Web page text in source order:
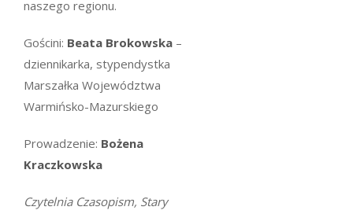
naszego regionu.
Gościni: Beata Brokowska –
dziennikarka, stypendystka
Marszałka Województwa
Warmińsko-Mazurskiego
Prowadzenie: Bożena
Kraczkowska
Czytelnia Czasopism, Stary